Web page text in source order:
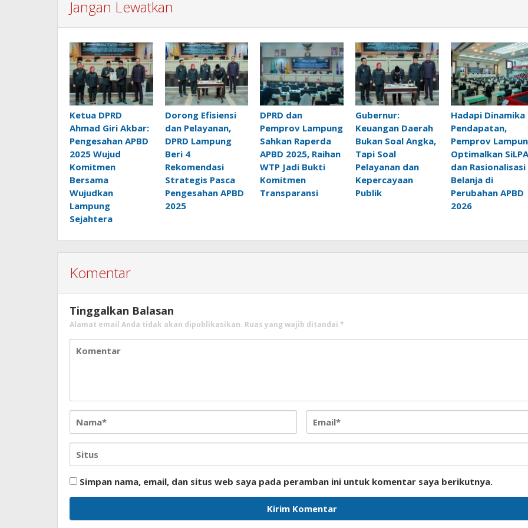
Jangan Lewatkan
Ketua DPRD
Ahmad Giri Akbar:
Pengesahan APBD
2025 Wujud
Komitmen
Bersama
Wujudkan
Lampung
Sejahtera
Dorong Efisiensi
dan Pelayanan,
DPRD Lampung
Beri 4
Rekomendasi
Strategis Pasca
Pengesahan APBD
2025
DPRD dan
Pemprov Lampung
Sahkan Raperda
APBD 2025, Raihan
WTP Jadi Bukti
Komitmen
Transparansi
Gubernur:
Keuangan Daerah
Bukan Soal Angka,
Tapi Soal
Pelayanan dan
Kepercayaan
Publik
Hadapi Dinamika
Pendapatan,
Pemprov
Optimalkan SiLPA
dan Rasionalisasi
Belanja di
Perubahan APBD
2026
Komentar
Tinggalkan Balasan
Alamat email Anda tidak akan dipublikasikan. Ruas yang wajib ditandai *
Simpan nama, email, dan situs web saya pada peramban ini untuk komentar saya berikutnya.